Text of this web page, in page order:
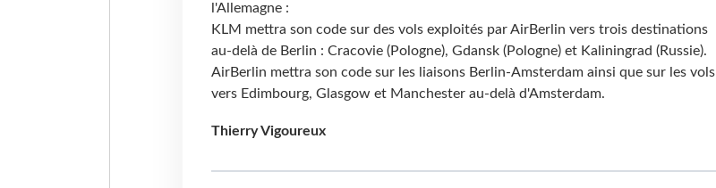
l'Allemagne :
KLM mettra son code sur des vols exploités par AirBerlin vers trois destinations
au-delà de Berlin : Cracovie (Pologne), Gdansk (Pologne) et Kaliningrad (Russie).
AirBerlin mettra son code sur les liaisons Berlin-Amsterdam ainsi que sur les vols
vers Edimbourg, Glasgow et Manchester au-delà d'Amsterdam.
Thierry Vigoureux